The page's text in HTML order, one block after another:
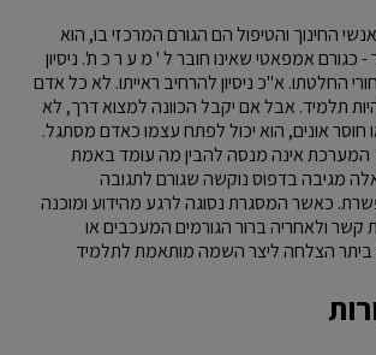
החינוך והטיפול הם הגורם המרכזי בו, הוא
כגורם אמפאטי שאינו חובר ל ' מ ע ר כ ת'. ניסיון
החלטתו. א"כ ניסיון להרחיב ראייתו. לא כל אדם
תלמיד. אבל אם יקבל הכוונה למצוא דרך, לא
חוסר אונים, הוא יכול לפתח עצמו כאדם מסתגל.
אינה מנסה להבין מה עומד באמת
מגיבה בדפוס נוקשה שגורם לתגובה
כאשר המסגרת נסוגה לרגע מהידוע ומוכנה
קשר ולאחריה ברור הגורמים המעכבים או
ביתר הצלחה ליצר השמה מותאמת לתלמיד